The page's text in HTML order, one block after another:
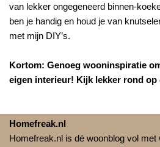
van lekker ongegeneerd binnen-
ben je handig en houd je van
met mijn DIY’s.
Kortom: Genoeg wooninspiratie
eigen interieur! Kijk lekker rond op
Homefreak.nl
Homefreak.nl is dé woonblog vol